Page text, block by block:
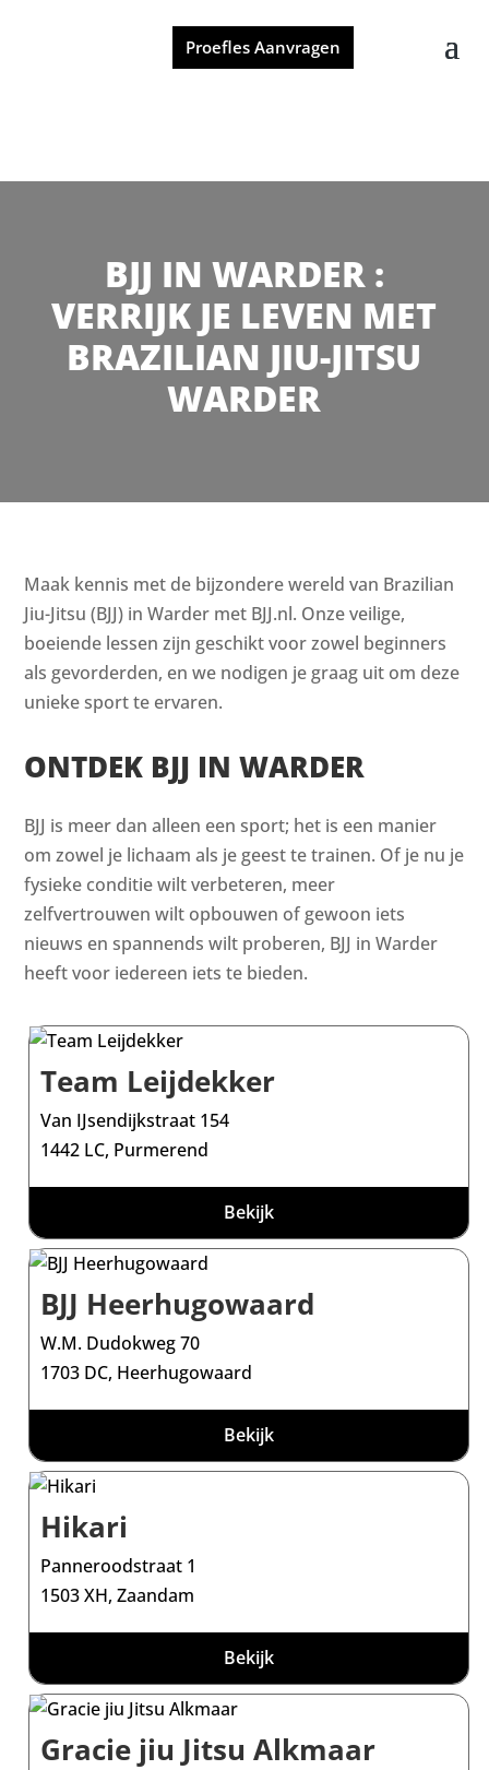
Proefles Aanvragen
BJJ IN WARDER :
VERRIJK JE LEVEN MET
BRAZILIAN JIU-JITSU
WARDER
Maak kennis met de bijzondere wereld van Brazilian
Jiu-Jitsu (BJJ) in Warder met BJJ.nl. Onze veilige,
boeiende lessen zijn geschikt voor zowel beginners
als gevorderden, en we nodigen je graag uit om deze
unieke sport te ervaren.
ONTDEK BJJ IN WARDER
BJJ is meer dan alleen een sport; het is een manier
om zowel je lichaam als je geest te trainen. Of je nu je
fysieke conditie wilt verbeteren, meer
zelfvertrouwen wilt opbouwen of gewoon iets
nieuws en spannends wilt proberen, BJJ in Warder
heeft voor iedereen iets te bieden.
Team Leijdekker
Van IJsendijkstraat 154
1442 LC, Purmerend
Bekijk
BJJ Heerhugowaard
W.M. Dudokweg 70
1703 DC, Heerhugowaard
Bekijk
Hikari
Panneroodstraat 1
1503 XH, Zaandam
Bekijk
Gracie jiu Jitsu Alkmaar